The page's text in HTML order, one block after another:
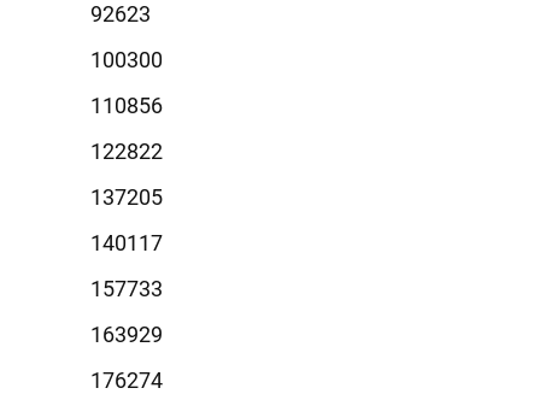
2623
0300
0856
2822
7205
0117
7733
3929
6274